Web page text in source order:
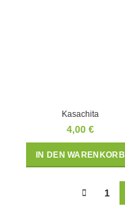
Kasachita
4,00 €
IN DEN WARENKORB
1